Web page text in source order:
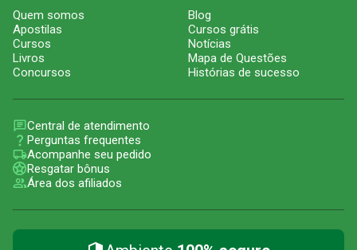
Quem somos
Apostilas
Cursos
Livros
Concursos
Blog
Cursos grátis
Notícias
Mapa de Questões
Histórias de sucesso
Central de atendimento
Perguntas frequentes
Acompanhe seu pedido
Resgatar bônus
Área dos afiliados